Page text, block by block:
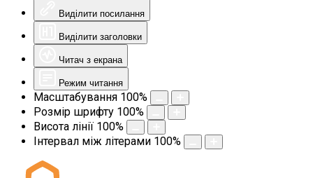
Виділити посилання
Виділити заголовки
Читач з екрана
Режим читання
Масштабування 100%
Розмір шрифту 100%
Висота лінії 100%
Інтервал між літерами 100%